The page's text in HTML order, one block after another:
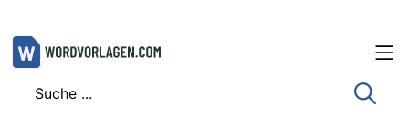
Zum
Inhalt